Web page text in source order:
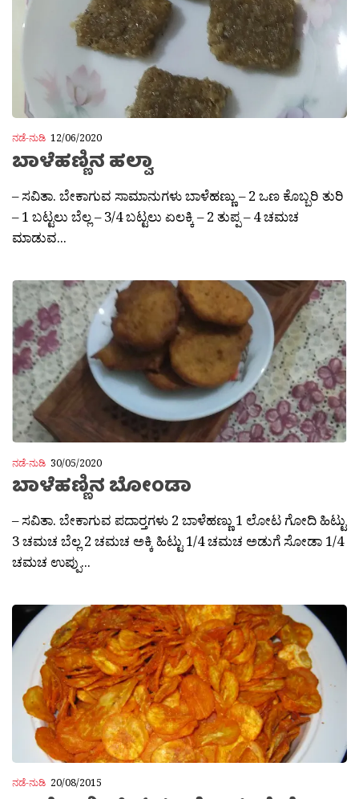
ನಡೆ-ನುಡಿ 12/06/2020
ಬಾಳೆಹಣ್ಣಿನ ಹಲ್ವಾ
– ಸವಿತಾ. ಬೇಕಾಗುವ ಸಾಮಾನುಗಳು ಬಾಳೆಹಣ್ಣು – 2 ಒಣ ಕೊಬ್ಬರಿ ತುರಿ
– 1 ಬಟ್ಟಲು ಬೆಲ್ಲ – 3/4 ಬಟ್ಟಲು ಏಲಕ್ಕಿ – 2 ತುಪ್ಪ – 4 ಚಮಚ
ಮಾಡುವ...
ನಡೆ-ನುಡಿ 30/05/2020
ಬಾಳೆಹಣ್ಣಿನ ಬೋಂಡಾ
– ಸವಿತಾ. ಬೇಕಾಗುವ ಪದಾರ‍್ತಗಳು 2 ಬಾಳೆಹಣ್ಣು 1 ಲೋಟ ಗೋದಿ ಹಿಟ್ಟು
3 ಚಮಚ ಬೆಲ್ಲ 2 ಚಮಚ ಅಕ್ಕಿ ಹಿಟ್ಟು 1/4 ಚಮಚ ಅಡುಗೆ ಸೋಡಾ 1/4
ಚಮಚ ಉಪ್ಪು...
ನಡೆ-ನುಡಿ 20/08/2015